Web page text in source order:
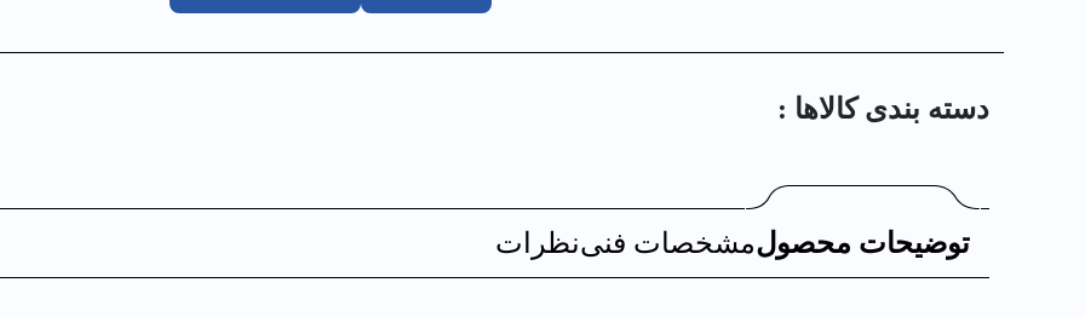
دسته بندی کالا‌ها :
توضیحات محصولمشخصات فنینظرات